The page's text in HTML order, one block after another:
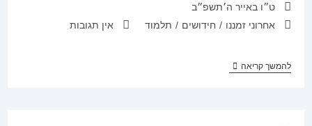
פורסם:ט״ו באייר ה׳תשפ״ב
קטגוריה:אחרוני זמננו / חידושים / תלמוד תגובות:אין תגובות
להמשך קריאהחידושי